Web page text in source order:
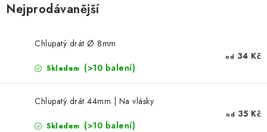
NOVINKY
Nejprodávanější
Chlupatý drát Ø 8mm
Skladem (>10 balení)
od 34 Kč
Chlupatý drát 44mm | Na vlásky
Skladem (>10 balení)
od 35 Kč